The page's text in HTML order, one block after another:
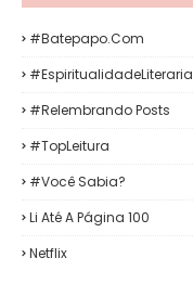
#Batepapo.com
#EspiritualidadeLiteraria
#Relembrando Posts
#TopLeitura
#Você Sabia?
Li Até A Página 100
Netflix